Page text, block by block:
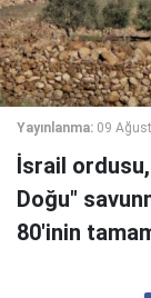
Yayınlanma: 09
İsrail ordusu,
Doğu"
80'inin